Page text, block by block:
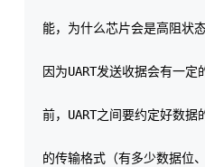
能，为什么芯片会是高阻状态
因为UART发送收据会有一
前，UART之间要约定好数
的传输格式（有多少数据位